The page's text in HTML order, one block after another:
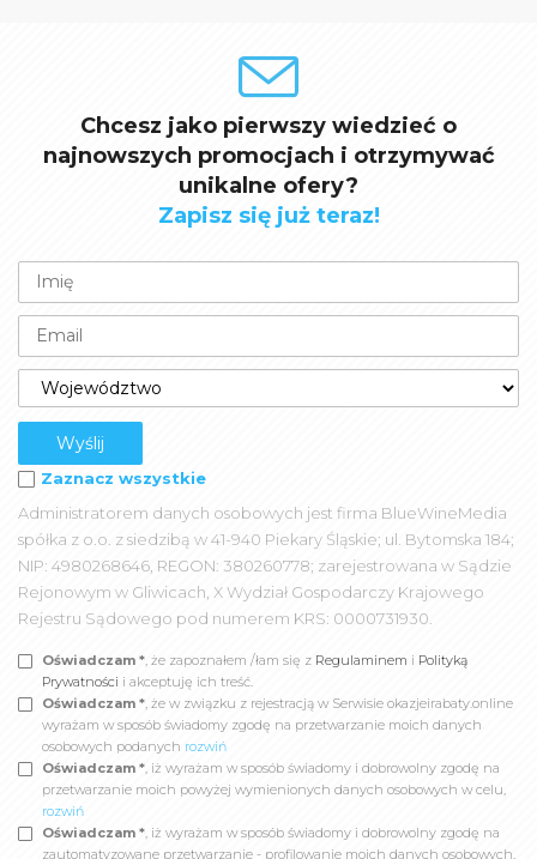
Chcesz jako pierwszy wiedzieć o
najnowszych promocjach i otrzymywać
unikalne ofery?
Zapisz się już teraz!
Zaznacz wszystkie
Administratorem danych osobowych jest firma BlueWineMedia
spółka z o.o. z siedzibą w 41-940 Piekary Śląskie; ul. Bytomska 184;
NIP: 4980268646, REGON: 380260778; zarejestrowana w Sądzie
Rejonowym w Gliwicach, X Wydział Gospodarczy Krajowego
Rejestru Sądowego pod numerem KRS: 0000731930.
Oświadczam *, że zapoznałem /łam się z Regulaminem i Polityką
Prywatności i akceptuję ich treść.
Oświadczam *, że w związku z rejestracją w Serwisie okazjeirabaty.online
wyrażam w sposób świadomy zgodę na przetwarzanie moich danych
osobowych podanych rozwiń
Oświadczam *, iż wyrażam w sposób świadomy i dobrowolny zgodę na
przetwarzanie moich powyżej wymienionych danych osobowych w celu,
rozwiń
Oświadczam *, iż wyrażam w sposób świadomy i dobrowolny zgodę na
zautomatyzowane przetwarzanie - profilowanie moich danych osobowych,